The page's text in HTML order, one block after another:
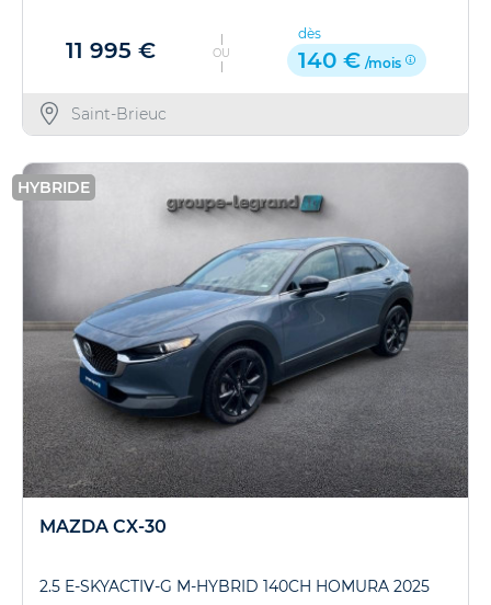
11 995 € OU
dès
140 € /mois
Saint-Brieuc
HYBRIDE
MAZDA CX-30
2.5 E-SKYACTIV-G M-HYBRID 140CH HOMURA 2025